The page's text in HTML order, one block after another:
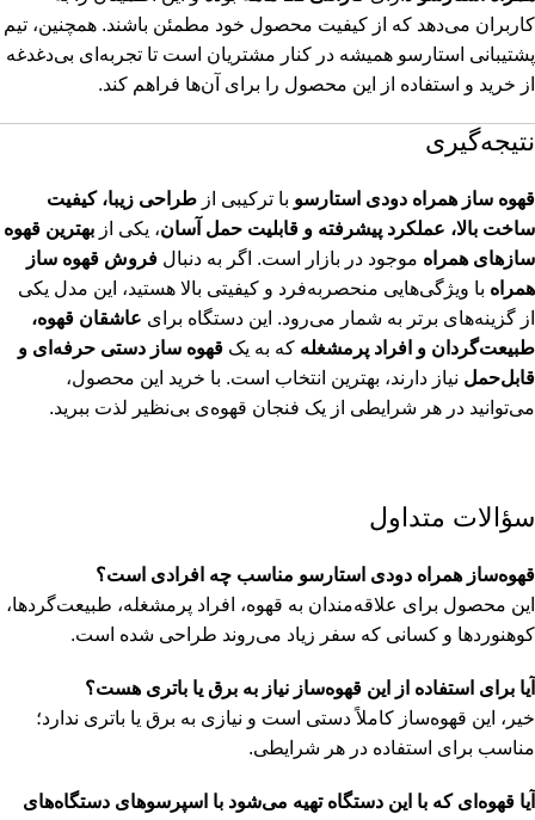
کاربران می‌دهد که از کیفیت محصول خود مطمئن باشند. همچنین، تیم
پشتیبانی استارسو همیشه در کنار مشتریان است تا تجربه‌ای بی‌دغدغه
از خرید و استفاده از این محصول را برای آن‌ها فراهم کند.
نتیجه‌گیری
قهوه‌ ساز همراه دودی استارسو با ترکیبی از طراحی زیبا، کیفیت
ساخت بالا، عملکرد پیشرفته و قابلیت حمل آسان، یکی از بهترین قهوه
سازهای همراه موجود در بازار است. اگر به دنبال فروش قهوه‌ ساز
همراه با ویژگی‌هایی منحصر‌به‌فرد و کیفیتی بالا هستید، این مدل یکی
از گزینه‌های برتر به شمار می‌رود. این دستگاه برای عاشقان قهوه،
طبیعت‌گردان و افراد پرمشغله که به یک قهوه ساز دستی حرفه‌ای و
قابل‌حمل نیاز دارند، بهترین انتخاب است. با خرید این محصول،
می‌توانید در هر شرایطی از یک فنجان قهوه‌ی بی‌نظیر لذت ببرید.
سؤالات متداول
قهوه‌ساز همراه دودی استارسو مناسب چه افرادی است؟
این محصول برای علاقه‌مندان به قهوه، افراد پرمشغله، طبیعت‌گردها،
کوهنوردها و کسانی که سفر زیاد می‌روند طراحی شده است.
آیا برای استفاده از این قهوه‌ساز نیاز به برق یا باتری هست؟
خیر، این قهوه‌ساز کاملاً دستی است و نیازی به برق یا باتری ندارد؛
مناسب برای استفاده در هر شرایطی.
آیا قهوه‌ای که با این دستگاه تهیه می‌شود با اسپرسوهای دستگاه‌های